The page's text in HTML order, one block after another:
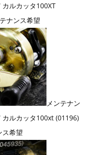
ルカッタ100XT
ナンス希望
メンテナン
ルカッタ100xt (01196)
ス希望